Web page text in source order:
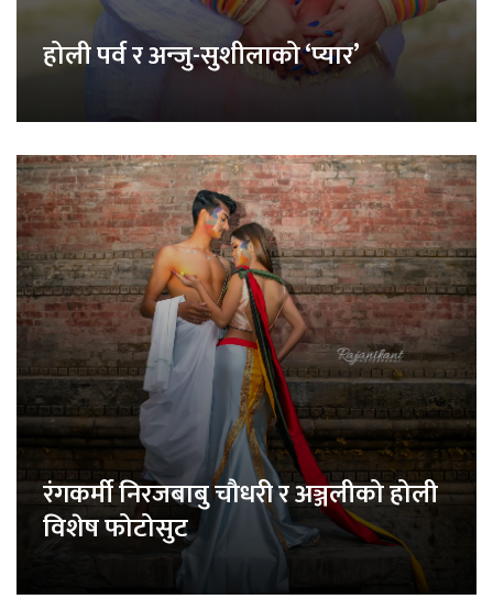
होली पर्व र अन्जु-सुशीलाको ‘प्यार’
रंगकर्मी निरजबाबु चौधरी र अञ्जलीको होली
विशेष फोटोसुट